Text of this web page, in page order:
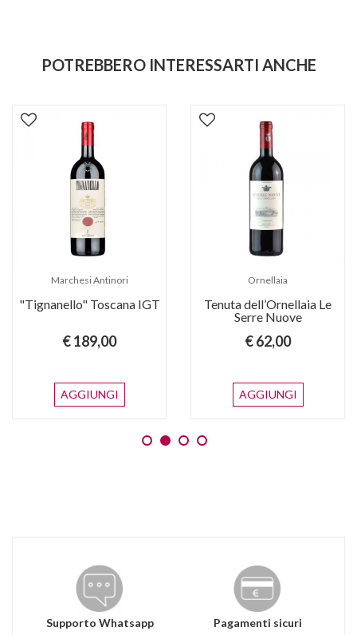
POTREBBERO INTERESSARTI ANCHE
Marchesi Antinori
"Tignanello" Toscana IGT
€ 189,00
AGGIUNGI
Ornellaia
Tenuta dell’Ornellaia Le
Serre Nuove
€ 62,00
AGGIUNGI
Supporto Whatsapp
Pagamenti sicuri